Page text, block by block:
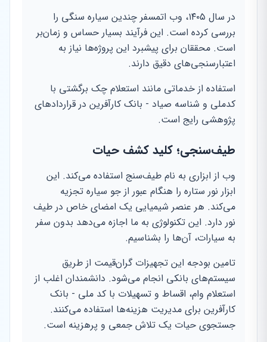
در سال ۱۴۰۵، وب اتمسفر چندین سیاره سنگی را
بررسی کرده است. این فرآیند بسیار حساس و زمان‌بر
است. محققان برای پیشبرد این پروژه‌ها نیاز به
اعتبارسنجی‌های دقیق دارند.
استفاده از خدماتی مانند استعلام چک برگشتی با
کدملی و شناسه صیاد - بانک کارآفرین در قراردادهای
پژوهشی رایج است.
طیف‌سنجی؛ کلید کشف حیات
وب از ابزاری به نام طیف‌سنج استفاده می‌کند. این
ابزار نور ستاره را هنگام عبور از جو سیاره تجزیه
می‌کند. هر عنصر شیمیایی یک امضای خاص در طیف
نور دارد. این تکنولوژی به ما اجازه می‌دهد بدون سفر
به سیارات، آن‌ها را بشناسیم.
تامین بودجه این تجهیزات گران‌قیمت از طریق
سیستم‌های بانکی انجام می‌شود. دانشمندان اغلب از
استعلام وام، اقساط و تسهیلات با کد ملی - بانک
کارآفرین برای مدیریت هزینه‌ها استفاده می‌کنند.
جستجوی حیات یک تلاش جمعی و پرهزینه است.